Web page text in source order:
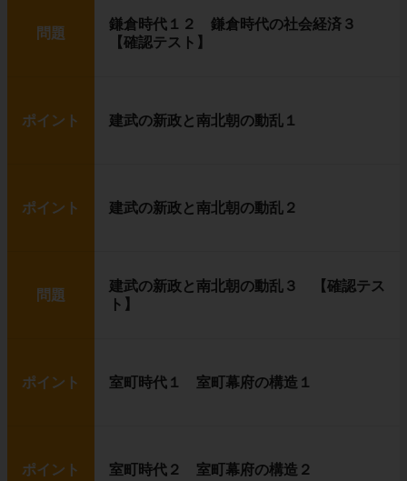
問題
鎌倉時代１２ 鎌倉時代の社会経済３
【確認テスト】
ポイント 建武の新政と南北朝の動乱１
ポイント 建武の新政と南北朝の動乱２
問題
建武の新政と南北朝の動乱３ 【確認テス
ト】
ポイント 室町時代１ 室町幕府の構造１
ポイント 室町時代２ 室町幕府の構造２